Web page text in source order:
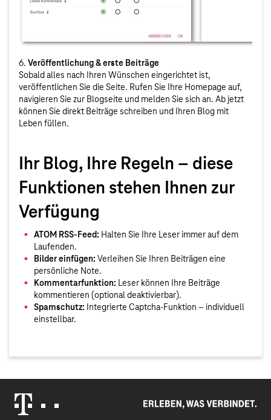
6. Veröffentlichung & erste Beiträge
Sobald alles nach Ihren Wünschen eingerichtet ist,
veröffentlichen Sie die Seite. Rufen Sie Ihre Homepage auf,
navigieren Sie zur Blogseite und melden Sie sich an. Ab jetzt
können Sie direkt Beiträge schreiben und Ihren Blog mit
Leben füllen.
Ihr Blog, Ihre Regeln – diese
Funktionen stehen Ihnen zur
Verfügung
ATOM RSS-Feed: Halten Sie Ihre Leser immer auf dem
Laufenden.
Bilder einfügen: Verleihen Sie Ihren Beiträgen eine
persönliche Note.
Kommentarfunktion: Leser können Ihre Beiträge
kommentieren (optional deaktivierbar).
Spamschutz: Integrierte Captcha-Funktion – individuell
einstellbar.